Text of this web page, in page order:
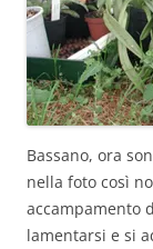
Bassano, ora
nella foto così
accampamento
lamentarsi e si